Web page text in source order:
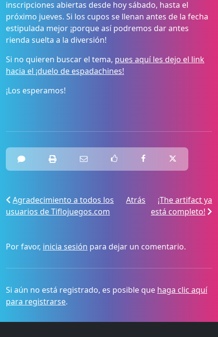
inscripciones abiertas desde hoy sábado, hasta el
próximo jueves. Si los cupos se llenan antes de la fecha
estipulada mejor ¡porque así podremos dar antes
rienda suelta a la diversión!
Si no quieren buscar el tema, pues aquí les dejo el link
hacia el ¡duelo de espadachines!
¡Los esperamos!
Agradecimiento a todos los
usuarios de Tiflojuegos.com
Atrás
¡The artifact ya
está completo!
Por favor, inicia sesión para dejar un comentario.
Si aún no está registrado, es posible que haga clic aquí
para registrarse.